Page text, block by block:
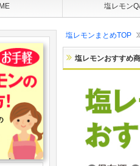
塩レモン
塩レモンまとめTOP
塩レモンおすすめ